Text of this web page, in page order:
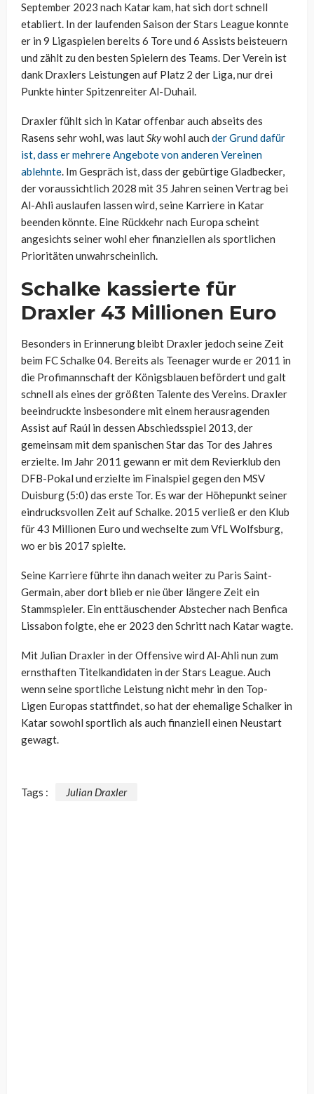
September 2023 nach Katar kam, hat sich dort schnell
etabliert. In der laufenden Saison der Stars League konnte
er in 9 Ligaspielen bereits 6 Tore und 6 Assists beisteuern
und zählt zu den besten Spielern des Teams. Der Verein ist
dank Draxlers Leistungen auf Platz 2 der Liga, nur drei
Punkte hinter Spitzenreiter Al-Duhail.
Draxler fühlt sich in Katar offenbar auch abseits des
Rasens sehr wohl, was lautSkywohl auch der Grund dafür
ist, dass er mehrere Angebote von anderen Vereinen
ablehnte. Im Gespräch ist, dass der gebürtige Gladbecker,
der voraussichtlich 2028 mit 35 Jahren seinen Vertrag bei
Al-Ahli auslaufen lassen wird, seine Karriere in Katar
beenden könnte. Eine Rückkehr nach Europa scheint
angesichts seiner wohl eher finanziellen als sportlichen
Prioritäten unwahrscheinlich.
Schalke kassierte für
Draxler 43 Millionen Euro
Besonders in Erinnerung bleibt Draxler jedoch seine Zeit
beim FC Schalke 04. Bereits als Teenager wurde er 2011 in
die Profimannschaft der Königsblauen befördert und galt
schnell als eines der größten Talente des Vereins. Draxler
beeindruckte insbesondere mit einem herausragenden
Assist auf Raúl in dessen Abschiedsspiel 2013, der
gemeinsam mit dem spanischen Star das Tor des Jahres
erzielte. Im Jahr 2011 gewann er mit dem Revierklub den
DFB-Pokal und erzielte im Finalspiel gegen den MSV
Duisburg (5:0) das erste Tor. Es war der Höhepunkt seiner
eindrucksvollen Zeit auf Schalke. 2015 verließ er den Klub
für 43 Millionen Euro und wechselte zum VfL Wolfsburg,
wo er bis 2017 spielte.
Seine Karriere führte ihn danach weiter zu Paris Saint-
Germain, aber dort blieb er nie über längere Zeit ein
Stammspieler. Ein enttäuschender Abstecher nach Benfica
Lissabon folgte, ehe er 2023 den Schritt nach Katar wagte.
Mit Julian Draxler in der Offensive wird Al-Ahli nun zum
ernsthaften Titelkandidaten in der Stars League. Auch
wenn seine sportliche Leistung nicht mehr in den Top-
Ligen Europas stattfindet, so hat der ehemalige Schalker in
Katar sowohl sportlich als auch finanziell einen Neustart
gewagt.
Tags : Julian Draxler